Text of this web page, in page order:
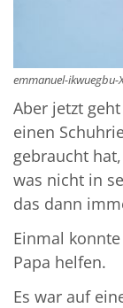
emmanuel-ikwuegbu-
Aber jetzt
einen
gebraucht
was nicht in
das dann
Einmal
Papa helfen.
Es war auf